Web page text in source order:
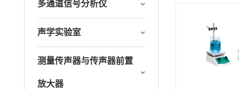
多通道信号分析仪
声学实验室
测量传声器与传声器前置
放大器